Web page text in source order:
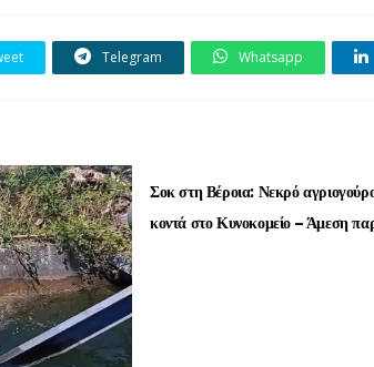
Telegram Whatsapp
Σοκ στη Βέροια: Νεκρό
κοντά στο Κυνοκομείο – Άμεση